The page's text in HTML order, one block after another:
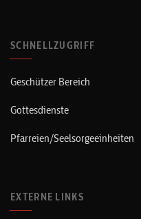
SCHNELLZUGRIFF
Geschützer Bereich
Gottesdienste
Pfarreien/Seelsorgeeinheiten
EXTERNE LINKS